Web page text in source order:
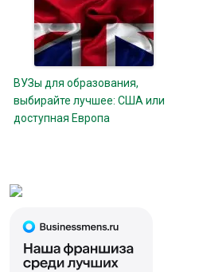
ВУЗы для образования,
выбирайте лучшее: США или
доступная Европа